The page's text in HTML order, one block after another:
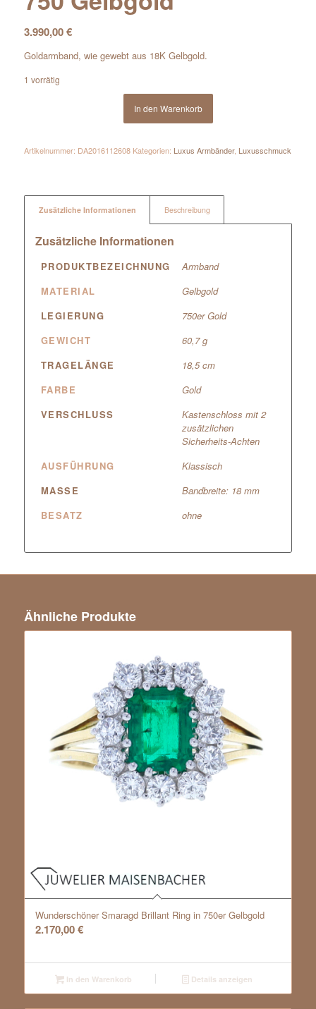
3.990,00€
Goldarmband, wie gewebt aus 18K Gelbgold.
1 vorrätig
In den Warenkorb
Artikelnummer: DA2016112608 Kategorien: Luxus Armbänder, Luxusschmuck
Zusätzliche Informationen Beschreibung
Zusätzliche Informationen
PRODUKTBEZEICHNUNG
Armband
MATERIAL
Gelbgold
LEGIERUNG
750er Gold
GEWICHT
60,7 g
TRAGELÄNGE
18,5 cm
FARBE
Gold
VERSCHLUSS
Kastenschloss mit 2
zusätzlichen
Sicherheits-Achten
AUSFÜHRUNG
Klassisch
MASSE
Bandbreite: 18 mm
BESATZ
ohne
Ähnliche Produkte
Wunderschöner Smaragd Brillant Ring in 750er Gelbgold
2.170,00€
In den Warenkorb Details anzeigen